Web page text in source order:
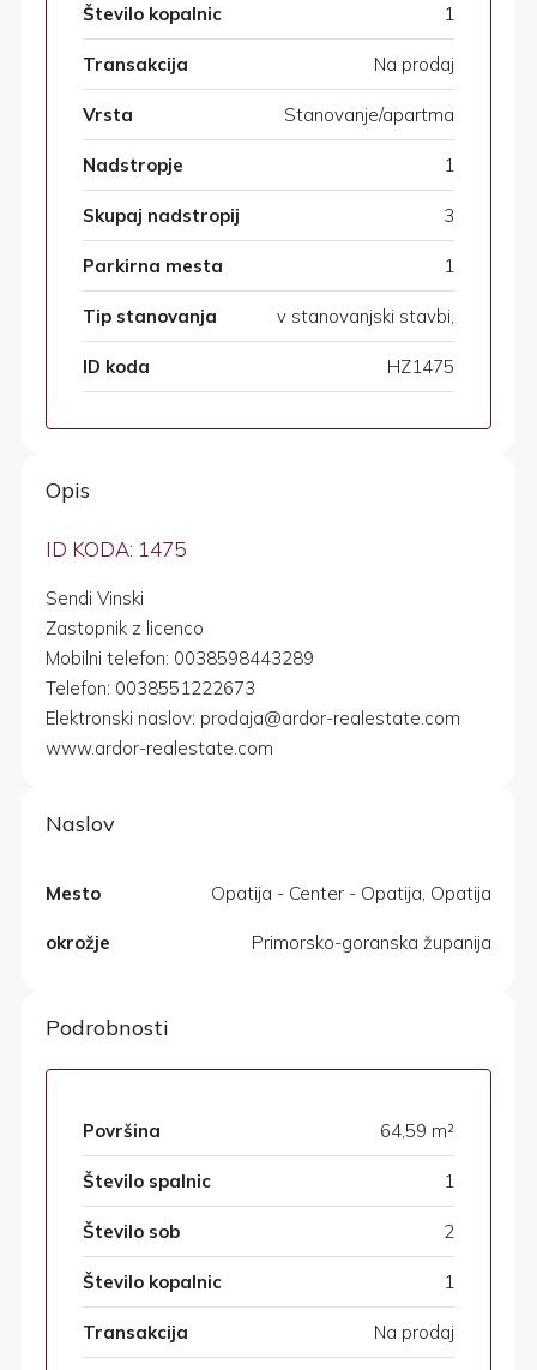
Število kopalnic 1
Transakcija Na prodaj
Vrsta Stanovanje/apartma
Nadstropje 1
Skupaj nadstropij 3
Parkirna mesta 1
Tip stanovanja v stanovanjski stavbi,
ID koda HZ1475
Opis
ID KODA: 1475
Sendi Vinski
Zastopnik z licenco
Mobilni telefon: 0038598443289
Telefon: 0038551222673
Elektronski naslov: prodaja@ardor-realestate.com
www.ardor-realestate.com
Naslov
Mesto Opatija - Center - Opatija, Opatija
okrožje Primorsko-goranska županija
Podrobnosti
Površina 64,59 m²
Število spalnic 1
Število sob 2
Število kopalnic 1
Transakcija Na prodaj